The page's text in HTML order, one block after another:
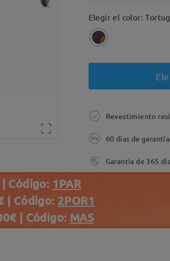
Elegir el color:
Revestimiento
60 días de
Garantía de 365
Código: 1PAR
| Código: 2POR1
| Código: MAS